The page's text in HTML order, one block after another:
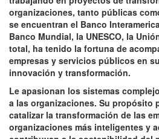
organizaciones, tanto públicas
se encuentran el Banco
Banco Mundial, la UNESCO, la
total, ha tenido la fortuna de
empresas y servicios públicos en
innovación y transformación.
Le apasionan los sistemas
a las organizaciones. Su propósito
catalizar la transformación de las
organizaciones más inteligentes y